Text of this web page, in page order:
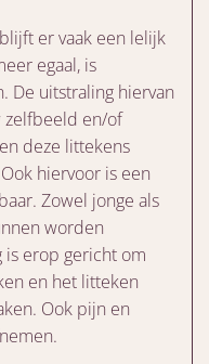
er vaak een lelijk
egaal, is
De uitstraling hiervan
zelfbeeld en/of
deze littekens
hiervoor is een
Zowel jonge als
worden
erop gericht om
en het litteken
Ook pijn en